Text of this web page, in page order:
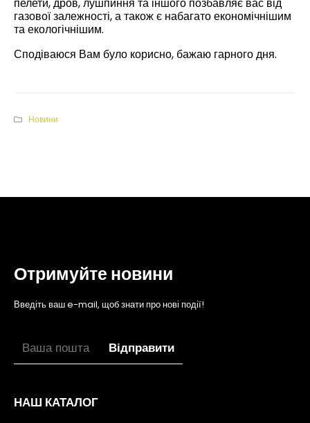
пелети, дров, лушпиння та іншого позбавляє вас від
газової залежності, а також є набагато економічнішим
та екологічнішим.
Сподіваюся Вам було корисно, бажаю гарного дня.
Новини
Отримуйте новини
Введіть ваш e-mail, щоб знати про нові події!
НАШ КАТАЛОГ